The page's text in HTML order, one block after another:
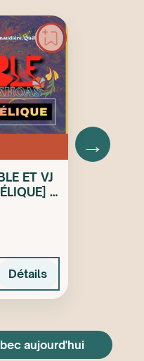
ET VJ
à
Détails
→
aujourd'hui